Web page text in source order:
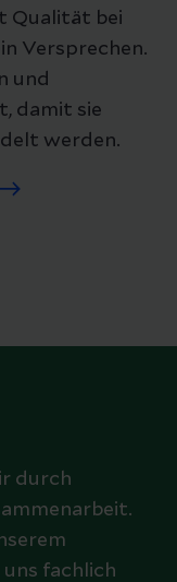
Qualität bei
Versprechen.
und
damit sie
werden.
durch
fachlich